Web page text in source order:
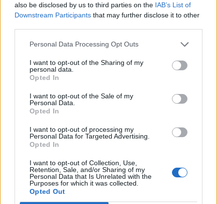
also be disclosed by us to third parties on the IAB’s List of
Downstream Participants that may further disclose it to other
Personal Data Processing Opt Outs
I want to opt-out of the Sharing of my
personal data.
Opted In
I want to opt-out of the Sale of my
Personal Data.
Opted In
I want to opt-out of processing my
Personal Data for Targeted Advertising.
Opted In
I want to opt-out of Collection, Use,
Retention, Sale, and/or Sharing of my
Personal Data that Is Unrelated with the
Purposes for which it was collected.
Opted Out
Fotos de Herpes Zóster